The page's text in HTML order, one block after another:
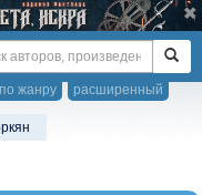
расширенный
жанру